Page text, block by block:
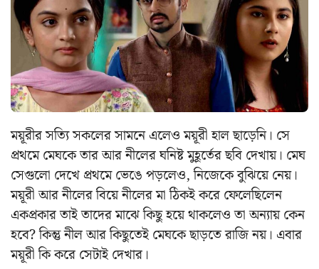
ময়ূরীর সত্যি সকলের সামনে এলেও ময়ূরী হাল ছাড়েনি। সে
প্রথমে মেঘকে তার আর নীলের ঘনিষ্ট মুহূর্তের ছবি দেখায়। মেঘ
সেগুলো দেখে প্রথমে ভেঙে পড়লেও, নিজেকে বুঝিয়ে নেয়।
ময়ূরী আর নীলের বিয়ে নীলের মা ঠিকই করে ফেলেছিলেন
একপ্রকার তাই তাদের মাঝে কিছু হয়ে থাকলেও তা অন্যায় কেন
হবে? কিন্তু নীল আর কিছুতেই মেঘকে ছাড়তে রাজি নয়। এবার
ময়ূরী কি করে সেটাই দেখার।